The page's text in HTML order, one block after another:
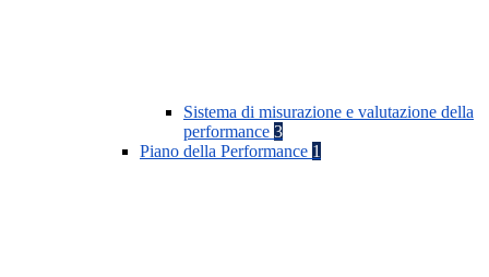
Sistema di misurazione e valutazione della
performance 3
Piano della Performance 1